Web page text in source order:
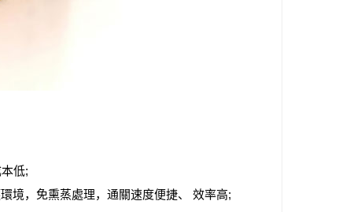
低;
，免熏蒸處理，通關速度便捷、 效率高;